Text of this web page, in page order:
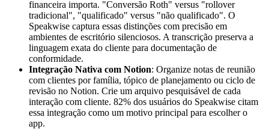
financeira importa. "Conversão Roth" versus "rollover
tradicional", "qualificado" versus "não qualificado". O
Speakwise captura essas distinções com precisão em
ambientes de escritório silenciosos. A transcrição preserva a
linguagem exata do cliente para documentação de
conformidade.
Integração Nativa com Notion: Organize notas de reunião
com clientes por família, tópico de planejamento ou ciclo de
revisão no Notion. Crie um arquivo pesquisável de cada
interação com cliente. 82% dos usuários do Speakwise citam
essa integração como um motivo principal para escolher o
app.